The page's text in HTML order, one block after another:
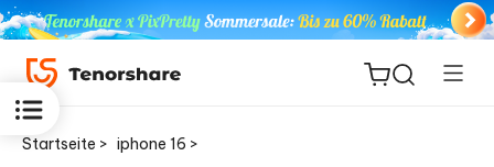
Startseite > iphone 16 >